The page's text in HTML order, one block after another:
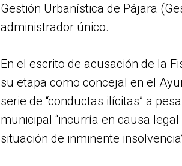
Gestión Urbanística de Pájara
administrador único.
En el escrito de acusación de la
su etapa como concejal en el
serie de “conductas ilícitas” a
municipal “incurría en causa
situación de inminente